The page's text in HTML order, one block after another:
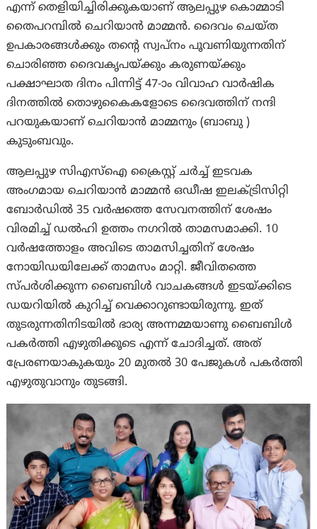
എന്ന് തെളിയിച്ചിരിക്കുകയാണ് ആലപ്പുഴ കൊമ്മാടി
തൈപറമ്പിൽ ചെറിയാൻ മാമ്മൻ. ദൈവം ചെയ്ത
ഉപകാരങ്ങൾക്കും തന്റെ സ്വപ്നം പൂവണിയുന്നതിന്
ചൊരിഞ്ഞ ദൈവകൃപയ്ക്കും കരുണയ്ക്കും
പക്ഷാഘാത ദിനം പിന്നിട്ട് 47-ാം വിവാഹ വാർഷിക
ദിനത്തിൽ തൊഴുകൈകളോടെ ദൈവത്തിന് നന്ദി
പറയുകയാണ് ചെറിയാൻ മാമ്മനും (ബാബു )
കുടുംബവും.
ആലപ്പുഴ സിഎസ്ഐ ക്രൈസ്റ്റ് ചര്‍ച്ച് ഇടവക
അംഗമായ ചെറിയാൻ മാമ്മൻ ഒഡീഷ ഇലക്ട്രിസിറ്റി
ബോർഡിൽ 35 വർഷത്തെ സേവനത്തിന് ശേഷം
വിരമിച്ച് ഡൽഹി ഉത്തം നഗറിൽ താമസമാക്കി. 10
വർഷത്തോളം അവിടെ താമസിച്ചതിന് ശേഷം
നോയിഡയിലേക്ക് താമസം മാറ്റി. ജീവിതത്തെ
സ്പർശിക്കുന്ന ബൈബിൾ വാചകങ്ങൾ ഇടയ്ക്കിടെ
ഡയറിയിൽ കുറിച്ച് വെക്കാറുണ്ടായിരുന്നു. ഇത്
തുടരുന്നതിനിടയിൽ ഭാര്യ അന്നമ്മയാണു ബൈബിൾ
പകർത്തി എഴുതിക്കൂടെ എന്ന് ചോദിച്ചത്. അത്
പ്രേരണയാകുകയും 20 മുതൽ 30 പേജുകൾ പകർത്തി
എഴുതുവാനും തുടങ്ങി.